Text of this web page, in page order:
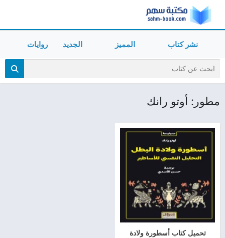
نشر كتاب المميز الجديد روايات
مطور: أوتو رانك
تحميل كتاب أسطورة ولادة